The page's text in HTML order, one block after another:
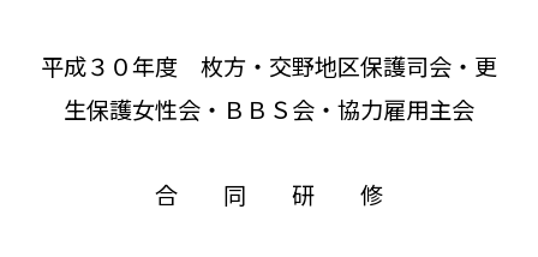
平成３０年度 枚方・交野地区保護司会・更
生保護女性会・ＢＢＳ会・協力雇用主会
合 同 研 修